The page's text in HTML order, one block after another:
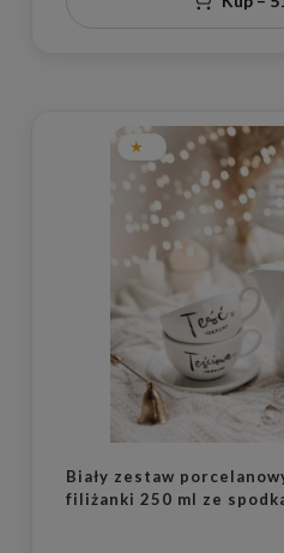
Biały zestaw
filiżanki 250 ml ze